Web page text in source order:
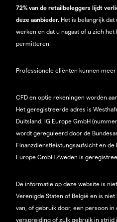
72% van de retailbeleggers lijdt
deze aanbieder. Het is belangrijk dat
werken en dat u nagaat of u zich
permitteren.
Professionele cliënten kunnen
CFD en optie rekeningen worden
Het geregistreerde adres is
Duitsland. IG Europe GmbH
wordt gereguleerd door de
Finanzdienstleistungsaufsicht en de
Europe GmbH Zweden is
De informatie op deze website is
Verenigde Staten of België en is
van, of gebruik door, een persoon
verspreiding of zulk gebruik in strijd